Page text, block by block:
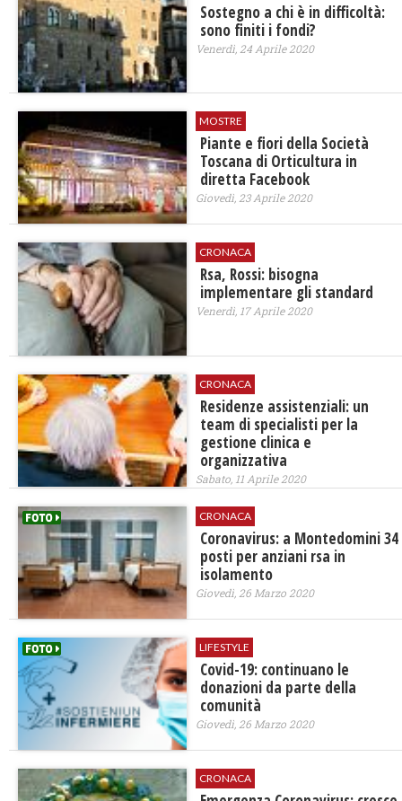
Sostegno a chi è in difficoltà:
sono finiti i fondi?
Venerdì, 24 Aprile 2020
MOSTRE
Piante e fiori della Società
Toscana di Orticultura in
diretta Facebook
Giovedì, 23 Aprile 2020
CRONACA
Rsa, Rossi: bisogna
implementare gli standard
Venerdì, 17 Aprile 2020
CRONACA
Residenze assistenziali: un
team di specialisti per la
gestione clinica e
organizzativa
Sabato, 11 Aprile 2020
CRONACA
Coronavirus: a Montedomini 34
posti per anziani rsa in
isolamento
Giovedì, 26 Marzo 2020
LIFESTYLE
Covid-19: continuano le
donazioni da parte della
comunità
Giovedì, 26 Marzo 2020
CRONACA